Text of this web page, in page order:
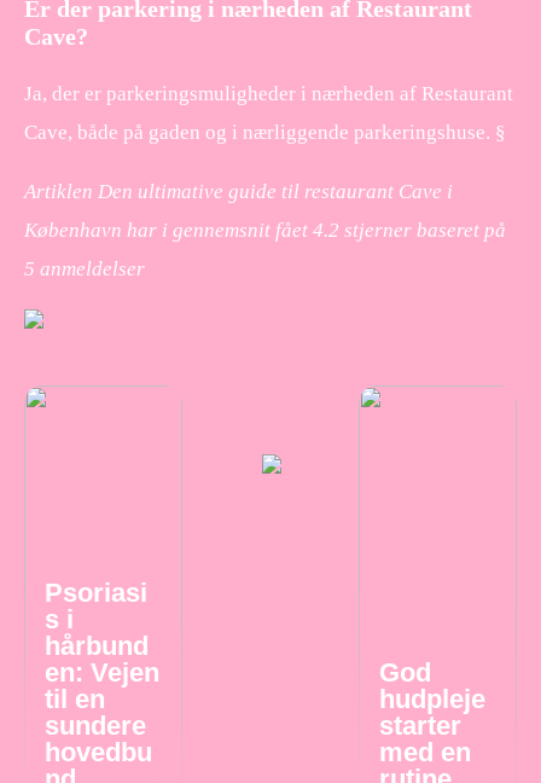
Er der parkering i nærheden af Restaurant
Cave?
Ja, der er parkeringsmuligheder i nærheden af Restaurant
Cave, både på gaden og i nærliggende parkeringshuse. §
Artiklen Den ultimative guide til restaurant Cave i
København har i gennemsnit fået 4.2 stjerner baseret på
5 anmeldelser
Psoriasi
s i
hårbund
en: Vejen
til en
sundere
hovedbu
God
hudpleje
starter
med en